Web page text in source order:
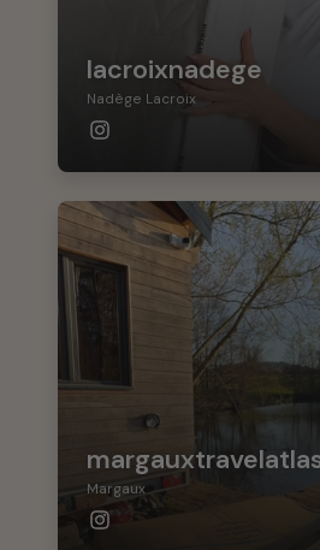
lacroixnadege
Nadège Lacroix
Margaux